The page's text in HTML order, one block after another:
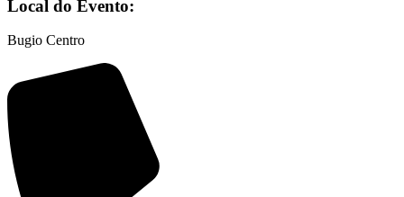
Local do Evento:
Bugio Centro